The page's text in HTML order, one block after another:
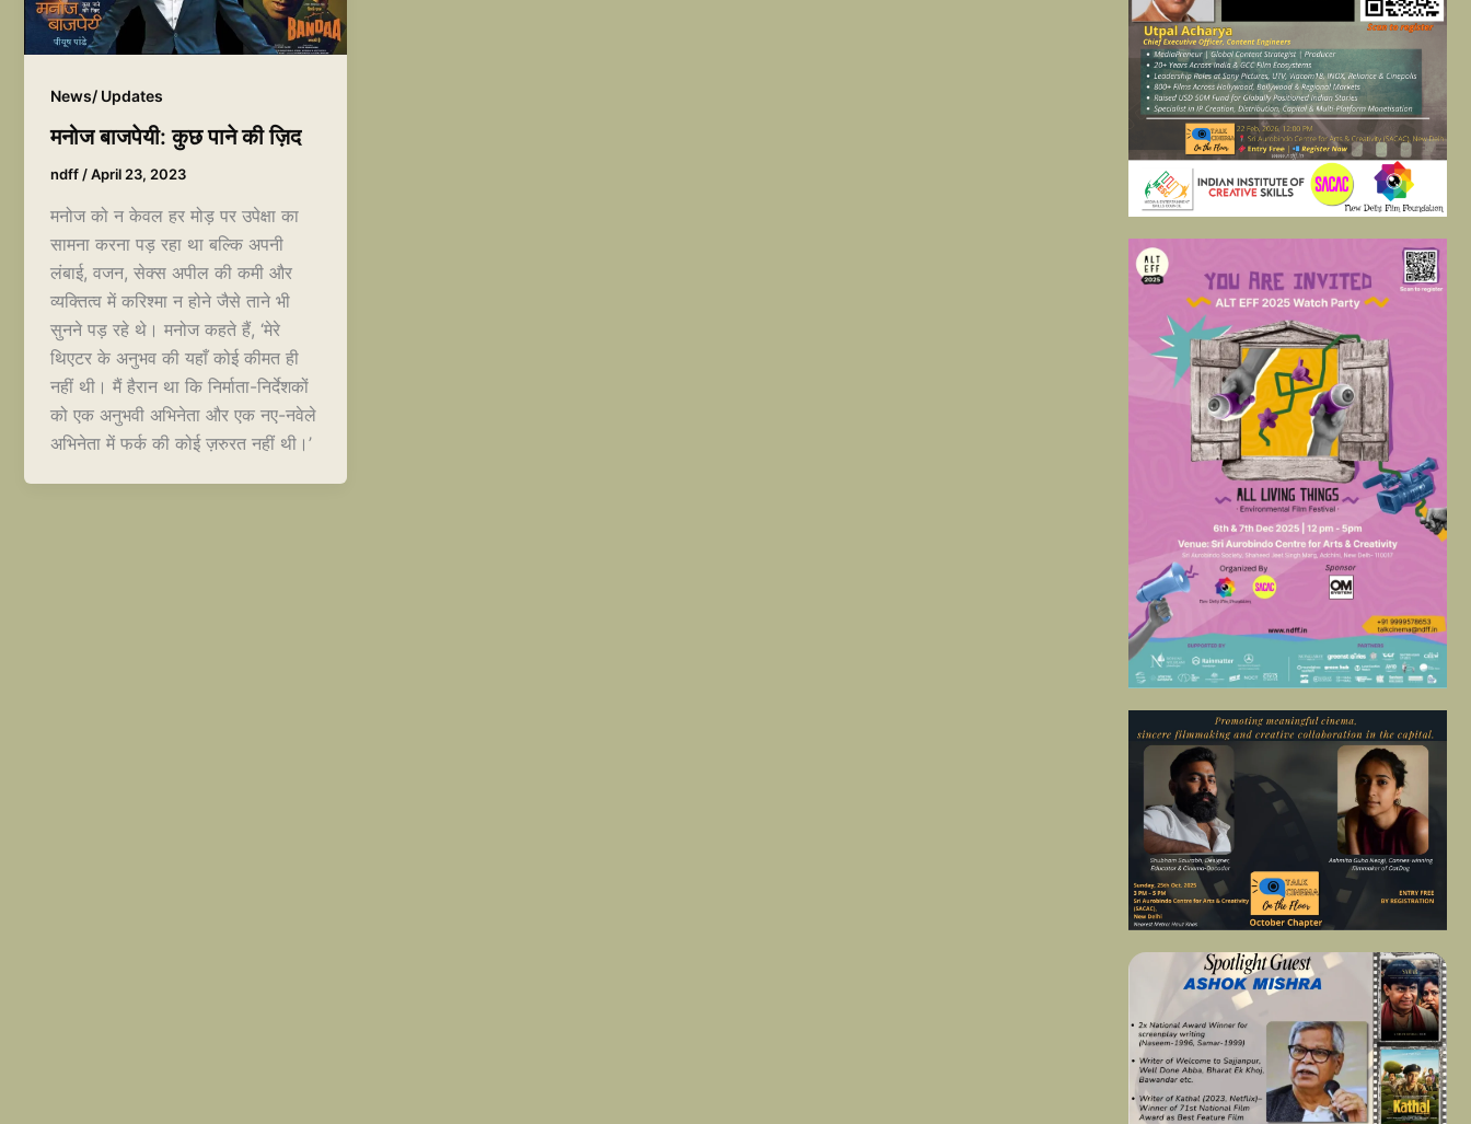
News/ Updates
मनोज बाजपेयी: कुछ पाने की ज़िद
ndff/April 23, 2023
मनोज को न केवल हर मोड़ पर उपेक्षा का
सामना करना पड़ रहा था बल्कि अपनी
लंबाई, वजन, सेक्स अपील की कमी और
व्यक्तित्व में करिश्मा न होने जैसे ताने भी
सुनने पड़ रहे थे। मनोज कहते हैं, ‘मेरे
थिएटर के अनुभव की यहाँ कोई कीमत ही
नहीं थी। मैं हैरान था कि निर्माता-निर्देशकों
को एक अनुभवी अभिनेता और एक नए-नवेले
अभिनेता में फर्क की कोई ज़रुरत नहीं थी।’